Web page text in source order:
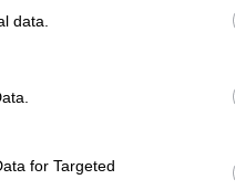
data.
for Targeted